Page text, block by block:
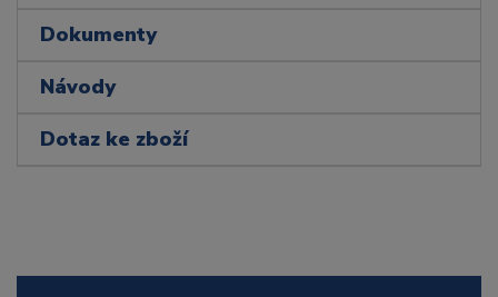
Dokumenty
Návody
Dotaz ke zboží